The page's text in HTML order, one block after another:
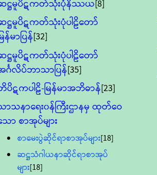
ဋ္ဌမူပိဋကတ်သုံးပုံနိဿယ[8]
ဋ္ဌမူပိဋကတ်သုံးပုံပါဠိတော်
န်မာပြန်[32]
ဋ္ဌမူပိဋကတ်သုံးပုံပါဠိတော်
င်္ဂလိပ်ဘာသာပြန်[35]
ပိဋကပါဠိ-မြန်မာအဘိဓာန်[23]
ာသနာရေး၀န်ကြီးဌာနမှ ထုတ်ဝေ
ော စာအုပ်များ
စာမေးပွဲဆိုင်ရာစာအုပ်များ[18]
ဆဋ္ဌသံဂါယနာဆိုင်ရာစာအုပ်
များ[18]